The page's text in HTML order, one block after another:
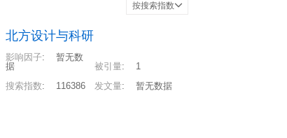
按搜索指数
北方设计与科研
影响因子:
暂无数
据
被引量:
1
搜索指数: 116386 发文量: 暂无数据